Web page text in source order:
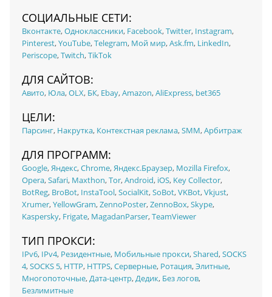
СОЦИАЛЬНЫЕ СЕТИ:
Вконтакте,Одноклассники, Facebook,Twitter, Instagram,
Pinterest,YouTube,Telegram, Мой мир,Ask.fm, LinkedIn,
Periscope,Twitch,TikTok
ДЛЯ САЙТОВ:
Авито, Юла,OLX, БК, Ebay,Amazon,AliExpress, bet365
ЦЕЛИ:
Парсинг, Накрутка, Контекстная реклама,SMM,Арбитраж
ДЛЯ ПРОГРАММ:
Google,Яндекс,Chrome,Яндекс.Браузер, Mozilla Firefox,
Opera,Safari, Maxthon,Tor,Android, iOS, Key Collector,
BotReg, BroBot, InstaTool,SocialKit,SoBot,VKBot,Vkjust,
Xrumer,YellowGram,ZennoPoster,ZennoBox,Skype,
Kaspersky, Frigate, MagadanParser,TeamViewer
ТИП ПРОКСИ:
IPv6, IPv4, Резидентные, Мобильные прокси,Shared,SOCKS
4,SOCKS 5, HTTP, HTTPS,Серверные, Ротация,Элитные,
Многопоточные,Дата-центр,Дедик, Без логов,
Безлимитные